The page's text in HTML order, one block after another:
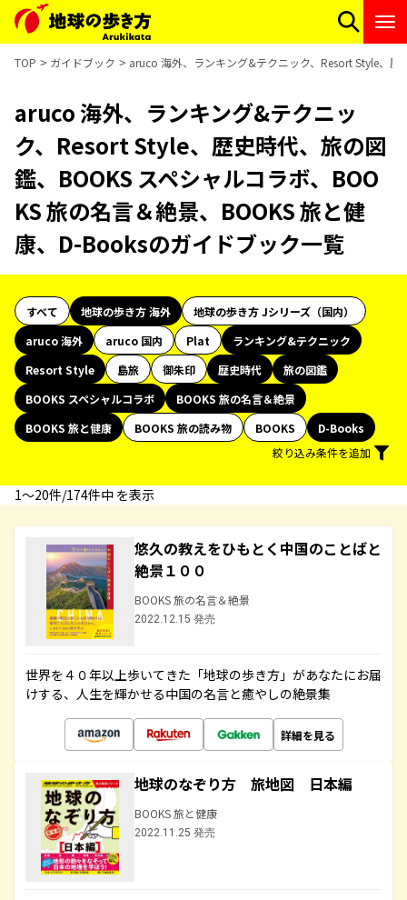
TOP ガイドブック aruco 海外、ランキング&テクニック、Resort Style、
aruco 海外、ランキング&テクニッ
ク、Resort Style、歴史時代、旅の図
鑑、BOOKS スペシャルコラボ、BOO
KS 旅の名言＆絶景、BOOKS 旅と健
康、D-Booksのガイドブック一覧
すべて 地球の歩き方 海外
地球の歩き方 Jシリーズ（国内）
aruco 海外
aruco 国内 Plat
ランキング&テクニック
Resort Style
島旅 御朱印 歴史時代
旅の図鑑
BOOKS スペシャルコラボ
BOOKS 旅の名言＆絶景
BOOKS 旅と健康
BOOKS 旅の読み物 BOOKS
D-Books
絞り込み条件を追加
1〜20件/174件中 を表示
悠久の教えをひもとく中国のことばと
絶景１００
BOOKS 旅の名言＆絶景
2022.12.15 発売
世界を４０年以上歩いてきた「地球の歩き方」があなたにお届
けする、人生を輝かせる中国の名言と癒やしの絶景集
詳細を見る
地球のなぞり方 旅地図 日本編
BOOKS 旅と健康
2022.11.25 発売